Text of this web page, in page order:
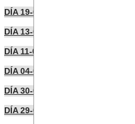
DÍA 19-07-2022
DÍA 13-07-2022
DÍA 11-07-2022
DÍA 04-07-2022
DÍA 30-06-2022
DÍA 29-06-2022